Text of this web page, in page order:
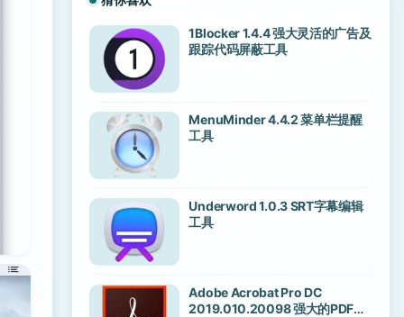
1Blocker 1.4.4 强大灵活的广告及
跟踪代码屏蔽工具
MenuMinder 4.4.2 菜单栏提醒
工具
Underword 1.0.3 SRT字幕编辑
工具
Adobe Acrobat Pro DC
2019.010.20098 强大的PDF编